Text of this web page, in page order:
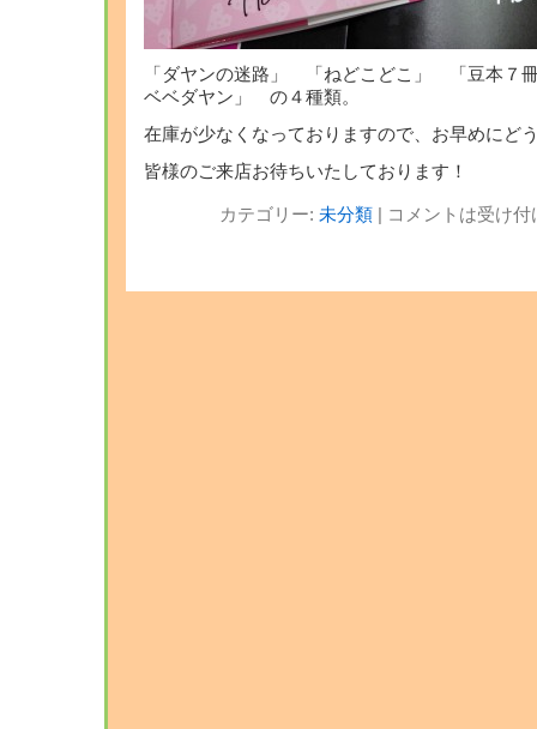
「ダヤンの迷路」 「ねどこどこ」 「豆本７
ベベダヤン」 の４種類。
在庫が少なくなっておりますので、お早めにど
皆様のご来店お待ちいたしております！
カテゴリー: 未分類| コメントは受け